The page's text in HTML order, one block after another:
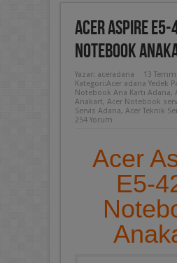
Acer Aspire E5-
Notebook
Yazar: aceradana
13
Kategori:Acer adana Yedek
Notebook Ana Kartı Adana,
Anakart, Acer Notebook
Servis Adana, Acer Teknik
254 Yorum
Acer
E5-